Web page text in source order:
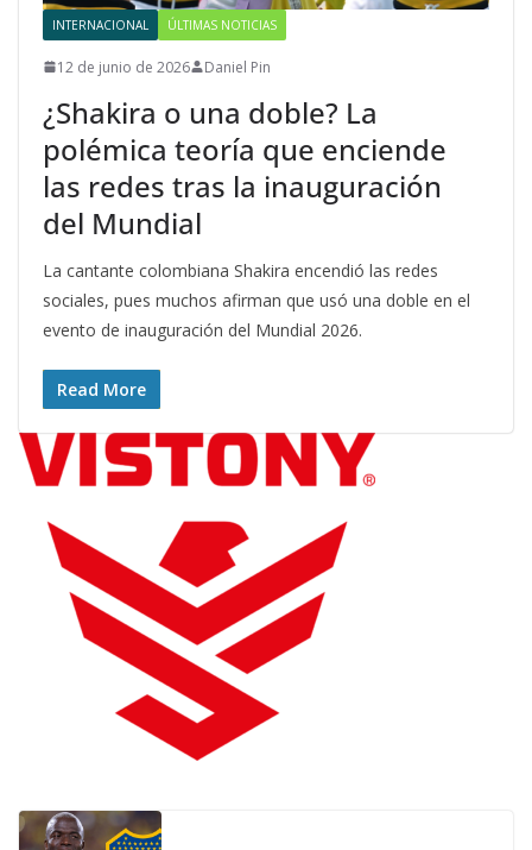
INTERNACIONAL ÚLTIMAS NOTICIAS
12 de junio de 2026 Daniel Pin
¿Shakira o una doble? La
polémica teoría que enciende
las redes tras la inauguración
del Mundial
La cantante colombiana Shakira encendió las redes
sociales, pues muchos afirman que usó una doble en el
evento de inauguración del Mundial 2026.
Read More